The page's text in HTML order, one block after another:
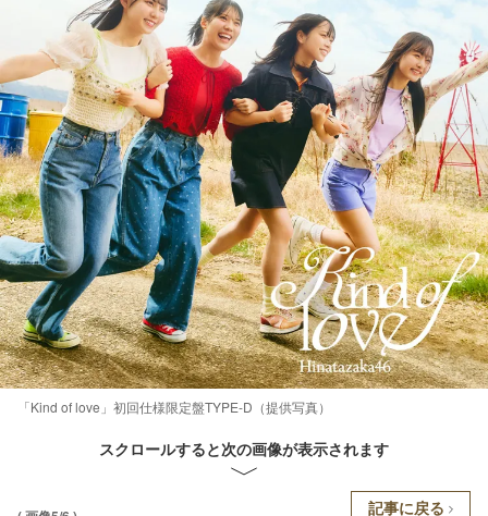
「Kind of love」初回仕様限定盤TYPE-D（提供写真）
スクロールすると次の画像が表示されます
記事に戻る